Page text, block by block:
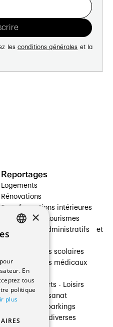
les conditions générales et la
Reportages
Logements
Rénovations
Transformations intérieures
Hôtelleries et tourismes
Bâtiments administratifs et
Établissements scolaires
Établissements médicaux
Villas
Cultures - Sports - Loisirs
Industrie - Artisanat
Transports et parkings
Constructions diverses
×
En
tous
politique
plus